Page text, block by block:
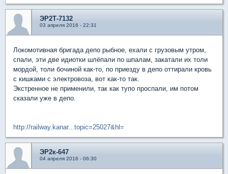
ЭР2Т-7132
03 апреля 2016 - 22:31
Локомотивная бригада депо рыбное, ехали с грузовым утром,
спали, эти две идиотки шлёпали по шпалам, закатали их толи
мордой, толи бочиной как-то, по приезду в депо оттирали кровь
с кишками с электровоза, вот как-то так.
Экстренное не применили, так как тупо проспали, им потом
сказали уже в депо.
http://railway.kanar...topic=25027&hl=
ЭР2к-647
04 апреля 2016 - 06:30